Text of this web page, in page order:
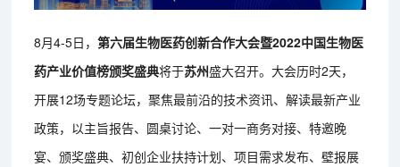
8月4-5日，第六届生物医药创新合作大会暨2022中国生物医
药产业价值榜颁奖盛典将于苏州盛大召开。大会历时2天，
开展12场专题论坛，聚焦最前沿的技术资讯、解读最新产业
政策，以主旨报告、圆桌讨论、一对一商务对接、特邀晚
宴、颁奖盛典、初创企业扶持计划、项目需求发布、壁报展